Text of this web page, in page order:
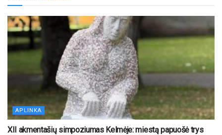
APLINKA
XII akmentašių simpoziumas Kelmėje: miestą papuošė trys